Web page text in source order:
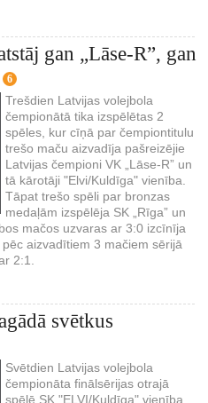
gan „Lāse-R”, gan
6
Trešdien Latvijas volejbola
čempionātā tika izspēlētas 2
spēles, kur cīņā par čempiontitulu
trešo maču aizvadīja pašreizējie
Latvijas čempioni VK „Lāse-R” un
tā kārotāji "Elvi/Kuldīga" vienība.
Tāpat trešo spēli par bronzas
medaļām izspēlēja SK „Rīga” un
mačos uzvaras ar 3:0 izcīnīja
aizvadītiem 3 mačiem sērijā
2:1.
svētkus
Svētdien Latvijas volejbola
čempionāta finālsērijas otrajā
spēlē SK "ELVI/Kuldīga" vienība,